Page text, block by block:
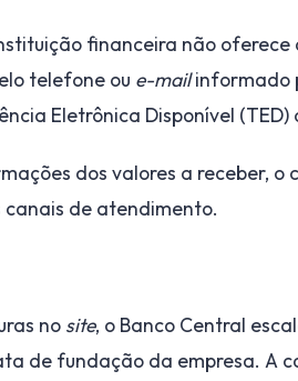
financeira não oferece
telefone ou e-mailinformado
Eletrônica Disponível (TED)
dos valores a receber, o
de atendimento.
no site, o Banco Central
de fundação da empresa. A